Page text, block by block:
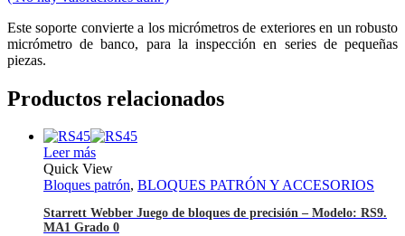
Este soporte convierte a los micrómetros de exteriores en un robusto
micrómetro de banco, para la inspección en series de pequeñas
piezas.
Productos relacionados
Leer más
Quick View
Bloques patrón, BLOQUES PATRÓN Y ACCESORIOS
Starrett Webber Juego de bloques de precisión – Modelo: RS9.
MA1 Grado 0